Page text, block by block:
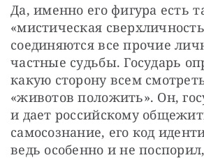
Да, именно его фигура есть
«мистическая
соединяются все прочие
частные судьбы. Государь
какую сторону всем
«животов положить». Он,
и дает российскому
самосознание, его код
ведь особенно и не